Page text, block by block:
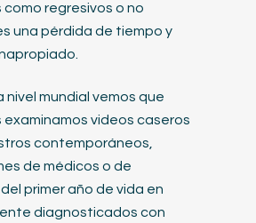
como regresivos o no
una pérdida de tiempo y
nivel mundial vemos que
videos caseros
contemporáneos,
de médicos o de
primer año de vida en
diagnosticados con